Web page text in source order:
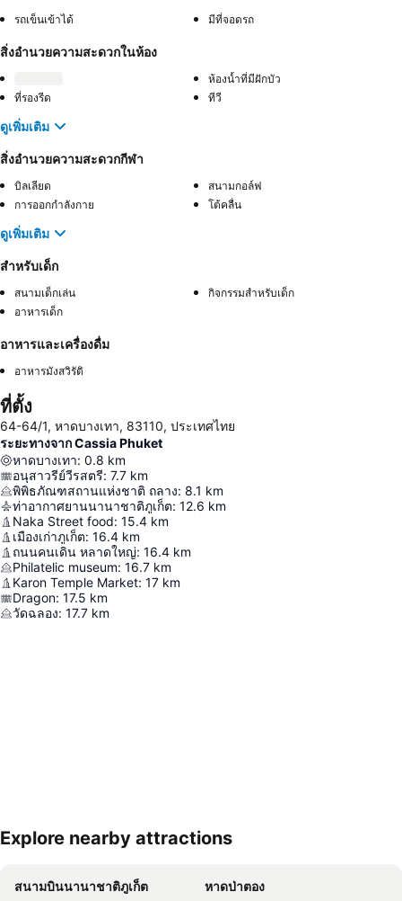
รถเข็นเข้าได้ มีที่จอดรถ
สิ่งอำนวยความสะดวกในห้อง
ห้องน้ำที่มีฝักบัว
ที่รองรีด
ทีวี
ดูเพิ่มเติม
สิ่งอำนวยความสะดวกกีฬา
บิลเลียด
สนามกอล์ฟ
การออกกำลังกาย
โต้คลื่น
ดูเพิ่มเติม
สำหรับเด็ก
สนามเด็กเล่น
กิจกรรมสำหรับเด็ก
อาหารเด็ก
อาหารและเครื่องดื่ม
อาหารมังสวิรัติ
ที่ตั้ง
64-64/1, หาดบางเทา, 83110, ประเทศไทย
ระยะทางจาก Cassia Phuket
หาดบางเทา: 0.8 km
อนุสาวรีย์วีรสตรี: 7.7 km
พิพิธภัณฑสถานแห่งชาติ ถลาง: 8.1 km
ท่าอากาศยานนานาชาติภูเก็ต: 12.6 km
Naka Street food: 15.4 km
เมืองเก่าภูเก็ต: 16.4 km
ถนนคนเดิน หลาดใหญ่: 16.4 km
Philatelic museum: 16.7 km
Karon Temple Market: 17 km
Dragon: 17.5 km
วัดฉลอง: 17.7 km
Explore nearby attractions
สนามบินนานาชาติภูเก็ต
หาดป่าตอง